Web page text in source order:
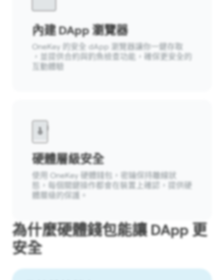
內建 DApp 瀏覽器
OneKey 的安全 dApp 瀏覽器讓你一鍵存取
，並提供合約與釣魚檢查功能，確保更安全的
互動體驗
硬體層級安全
使用 OneKey 硬體錢包，密鑰保持離線狀
態，每個關鍵操作都會在裝置上確認，提供硬
體層級的保護。
為什麼硬體錢包能讓 DApp 更
安全